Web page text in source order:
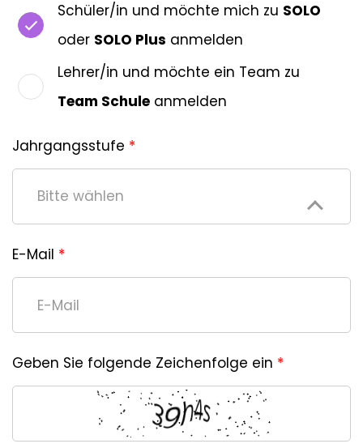
Schüler/in und möchte mich zu SOLO
oder SOLO Plus anmelden
Lehrer/in und möchte ein Team zu
Team Schule anmelden
Jahrgangsstufe *
Bitte wählen
E-Mail *
Geben Sie folgende Zeichenfolge ein *